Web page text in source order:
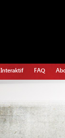
Interaktif FAQ